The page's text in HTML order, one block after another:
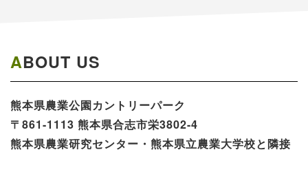
ABOUT US
熊本県農業公園​カントリーパーク​​​
〒861-1113 熊本県合志市栄3802-4
熊本県農業研究センター・熊本県立農業大学校と隣接